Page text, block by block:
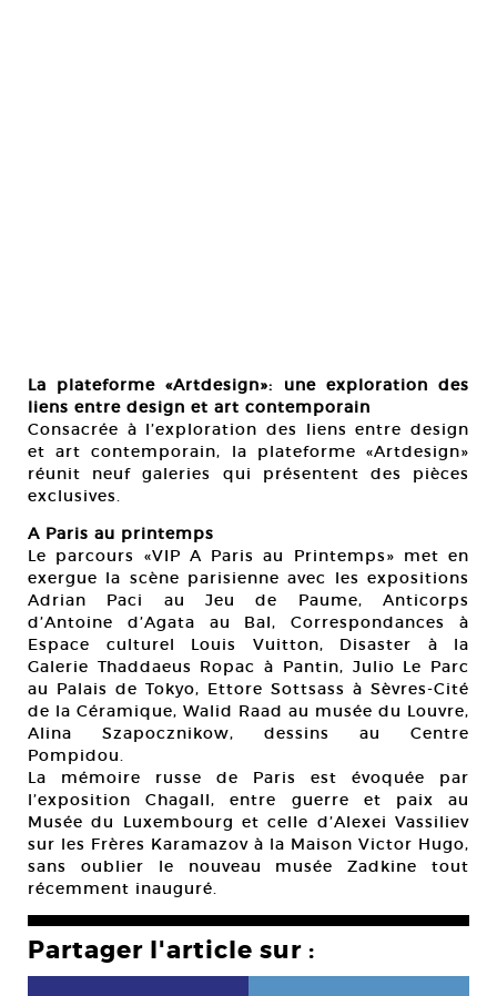
La plateforme«Artdesign»: une exploration des
liens entre design et art contemporain
Consacrée à l’exploration des liens entre design
et art contemporain, la plateforme «Artdesign»
réunit neuf galeries qui présentent des pièces
exclusives.
A Paris au printemps
Le parcours «VIP A Paris au Printemps» met en
exergue la scène parisienne avec les expositions
Adrian Paci au Jeu de Paume, Anticorps
d’Antoine d’Agata au Bal, Correspondances à
Espace culturel Louis Vuitton, Disaster à la
Galerie Thaddaeus Ropac à Pantin, Julio Le Parc
au Palais de Tokyo, Ettore Sottsass à Sèvres-Cité
de la Céramique, Walid Raad au musée du Louvre,
Alina Szapocznikow, dessins au Centre
Pompidou.
La mémoire russe de Paris est évoquée par
l’exposition Chagall, entre guerre et paix au
Musée du Luxembourg et celle d’Alexei Vassiliev
sur les Frères Karamazov à la Maison Victor Hugo,
sans oublier le nouveau musée Zadkine tout
récemment inauguré.
Partager l'article sur :